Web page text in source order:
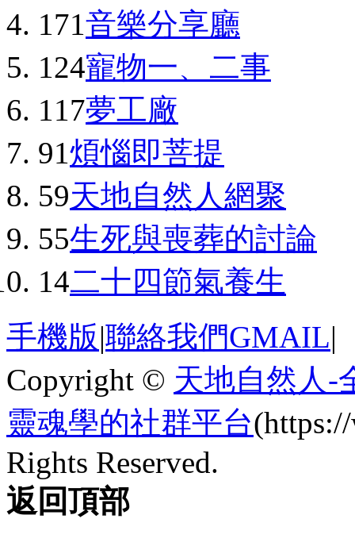
171音樂分享廳
124寵物一、二事
117夢工廠
91煩惱即菩提
59天地自然人網聚
55生死與喪葬的討論
14二十四節氣養生
手機版|聯絡我們GMAIL|
Copyright © 天地自然人-
靈魂學的社群平台
Rights Reserved.
返回頂部